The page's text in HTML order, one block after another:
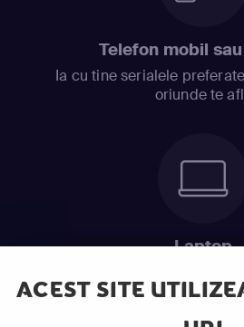
ACEST SITE
Telefon mobil
Ia cu tine serialele
oriunde te
Laptop